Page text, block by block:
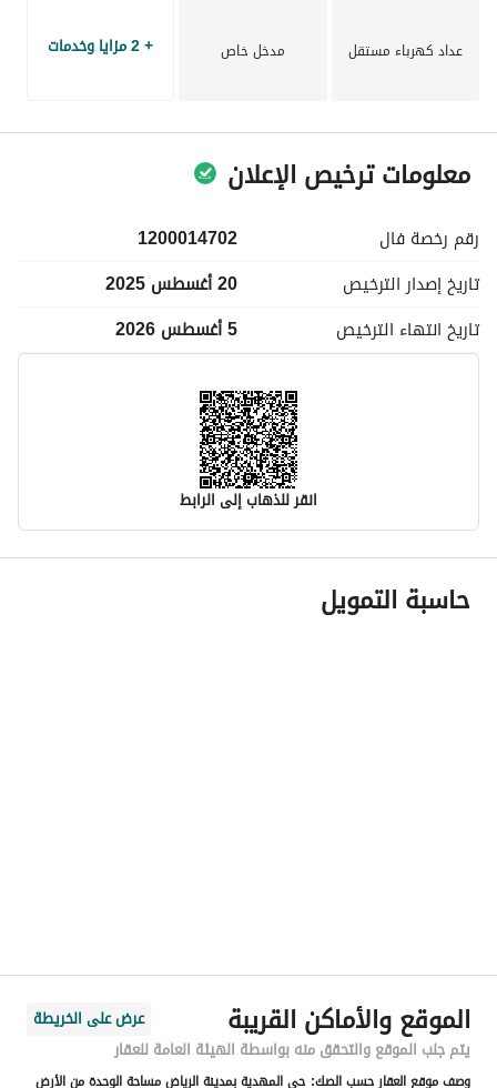
عداد كهرباء مستقل مدخل خاص + 2 مزايا وخدمات
معلومات ترخيص الإعلان
رقم رخصة فال
1200014702
تاريخ إصدار الترخيص
20 أغسطس 2025
تاريخ انتهاء الترخيص 5 أغسطس 2026
انقر للذهاب إلى الرابط
معلومات مسؤول الإعلان
اسم المسؤول
رقم المبنى
2637
حاسبة التمويل
الموقع والأماكن القريبة
عرض على الخريطة
يتم جلب الموقع والتحقق منه بواسطة الهيئة العامة للعقار
وصف موقع العقار حسب الصك: حي المهدية بمدينة الرياض مساحة الوحدة من الأرض